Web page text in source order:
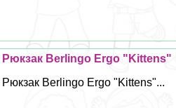
Рюкзак Berlingo Ergo "Kittens"
Рюкзак Berlingo Ergo "Kittens"...